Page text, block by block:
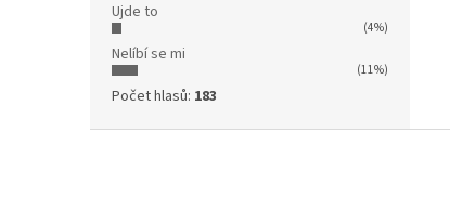
Ujde to
(4%)
Nelíbí se mi
(11%)
Počet hlasů: 183